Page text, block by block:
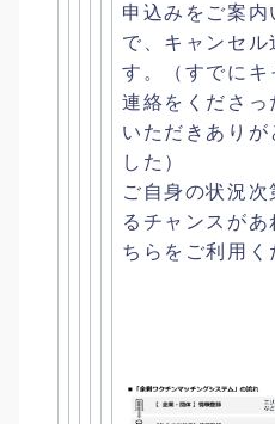
申込みをご案内
で、 キャンセル
す。（ すでにキ
連絡をくださっ
いただきありが
した）
ご自身の状況次
るチャンスがあ
ちらをご利用く